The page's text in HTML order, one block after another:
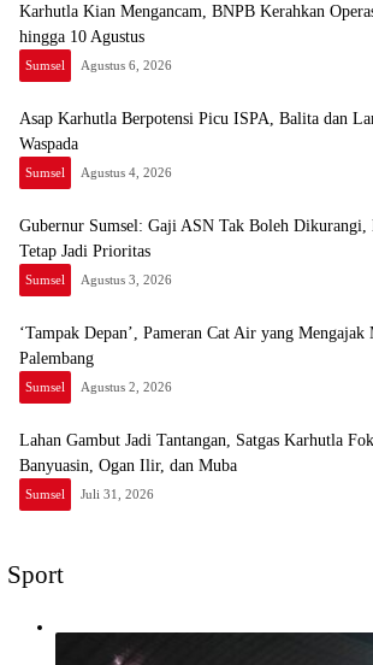
Karhutla Kian Mengancam, BNPB Kerahkan
hingga 10 Agustus
Sumsel Agustus 6, 2026
Asap Karhutla Berpotensi Picu ISPA, Balita dan
Waspada
Sumsel Agustus 4, 2026
Gubernur Sumsel: Gaji ASN Tak Boleh Dikurangi,
Tetap Jadi Prioritas
Sumsel Agustus 3, 2026
‘Tampak Depan’, Pameran Cat Air yang Mengajak
Palembang
Sumsel Agustus 2, 2026
Lahan Gambut Jadi Tantangan, Satgas Karhutla
Banyuasin, Ogan Ilir, dan Muba
Sumsel Juli 31, 2026
Sport